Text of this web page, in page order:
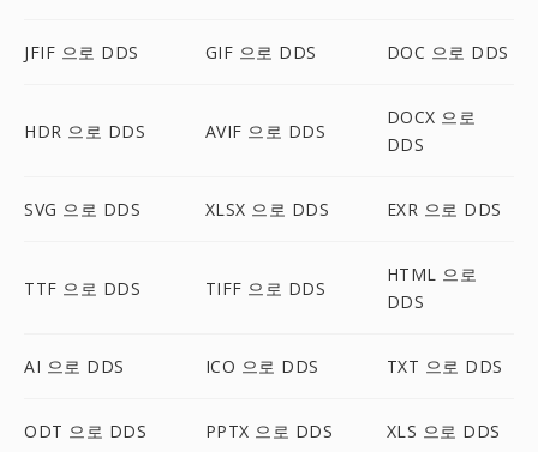
JFIF 으로 DDS GIF 으로 DDS DOC 으로 DDS
HDR 으로 DDS AVIF 으로 DDS
DOCX 으로
DDS
SVG 으로 DDS XLSX 으로 DDS EXR 으로 DDS
TTF 으로 DDS TIFF 으로 DDS
HTML 으로
DDS
AI 으로 DDS ICO 으로 DDS TXT 으로 DDS
ODT 으로 DDS PPTX 으로 DDS XLS 으로 DDS